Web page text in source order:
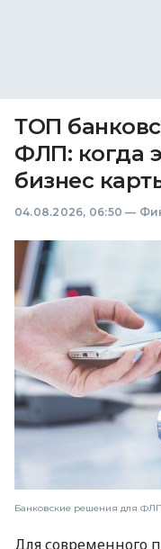
ТОП
ФЛП: когда
бизнес
04.08.2026, 06:50 —
Банковские решения для ФЛП
Для современного